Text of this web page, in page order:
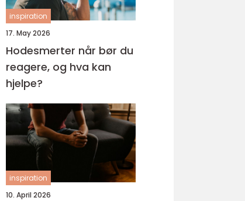
inspiration
17. May 2026
Hodesmerter når bør du
reagere, og hva kan
hjelpe?
inspiration
10. April 2026